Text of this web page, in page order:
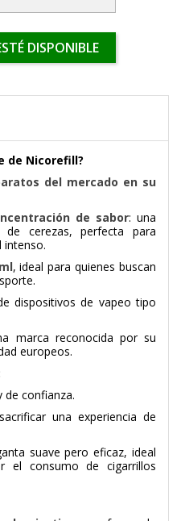
DISPONIBLE
de Nicorefill?
del mercado en su
de sabor: una
cerezas, perfecta para
intenso.
, ideal para quienes buscan
dispositivos de vapeo tipo
marca reconocida por su
europeos.
de confianza.
una experiencia de
suave pero eficaz, ideal
el consumo de cigarrillos